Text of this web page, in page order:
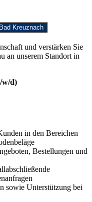
Kreuznach
und verstärken Sie
an unserem Standort in
w/d)
in den Bereichen
Bestellungen und
sowie Unterstützung bei